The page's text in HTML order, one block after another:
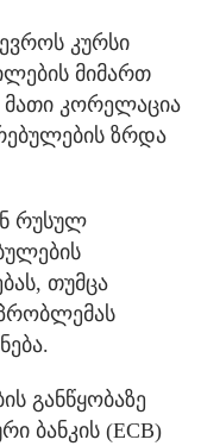
კურსი
მიმართ
მათი კორელაცია
ზრდა
რუსულ
თუმცა
განწყობაზე
ბანკის (ECB)